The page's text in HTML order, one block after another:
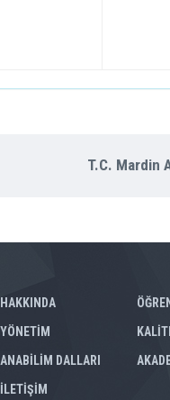
T.C. Mardin
HAKKINDA
YÖNETİM
ANABİLİM DALLARI
İLETİŞİM